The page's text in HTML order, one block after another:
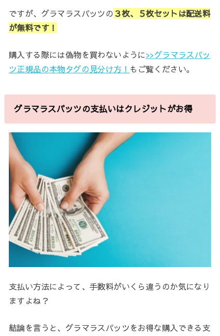
ですが、グラマラスパッツの３枚、５枚セットは配送料
が無料です！
購入する際には偽物を買わないように>>グラマラスパッ
ツ正規品の本物タグの見分け方！ もご覧ください。
グラマラスパッツの支払いはクレジットがお得
支払い方法によって、手数料がいくら違うのか気になり
ますよね？
結論を言うと、グラマラスパッツをお得な購入できる支